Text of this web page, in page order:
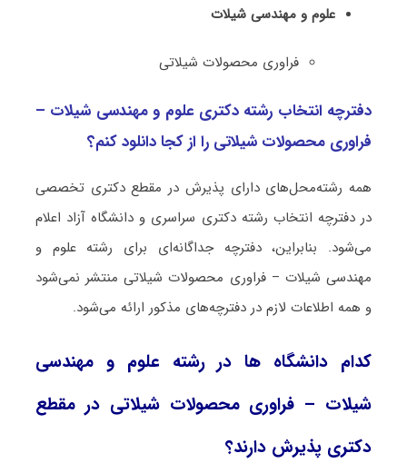
علوم و مهندسی شیلات
ﻓﺮاوری ﻣﺤﺼﻮﻻت شیلاتی
دفترچه انتخاب رشته دکتری علوم و مهندسی شیلات –
ﻓﺮاوری ﻣﺤﺼﻮﻻت شیلاتی را از کجا دانلود کنم؟
همه رشته‌محل‌های دارای پذیرش در مقطع دکتری تخصصی
در دفترچه انتخاب رشته دکتری سراسری و دانشگاه آزاد اعلام
می‌شود. بنابراین، دفترچه جداگانه‌ای برای رشته علوم و
مهندسی شیلات – ﻓﺮاوری ﻣﺤﺼﻮﻻت شیلاتی منتشر نمی‌شود
و همه اطلاعات لازم در دفترچه‌های مذکور ارائه می‌شود.
کدام دانشگاه ها در رشته علوم و مهندسی
شیلات – ﻓﺮاوری ﻣﺤﺼﻮﻻت شیلاتی در مقطع
دکتری پذیرش دارند؟